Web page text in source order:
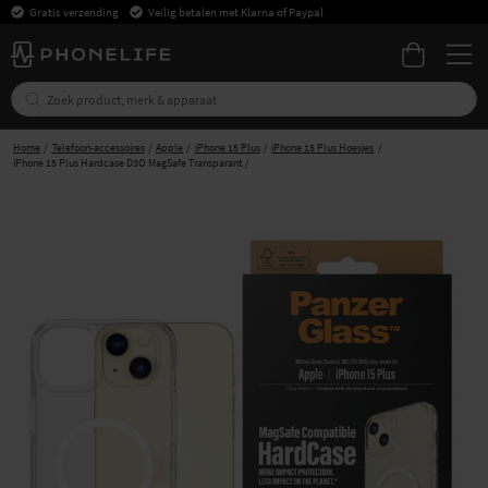
Gratis verzending Veilig betalen met Klarna of Paypal
Home Telefoon-accessoires Apple iPhone 15 Plus
iPhone 15 Plus Hoesjes
iPhone 15 Plus Hardcase D3O MagSafe Transparant